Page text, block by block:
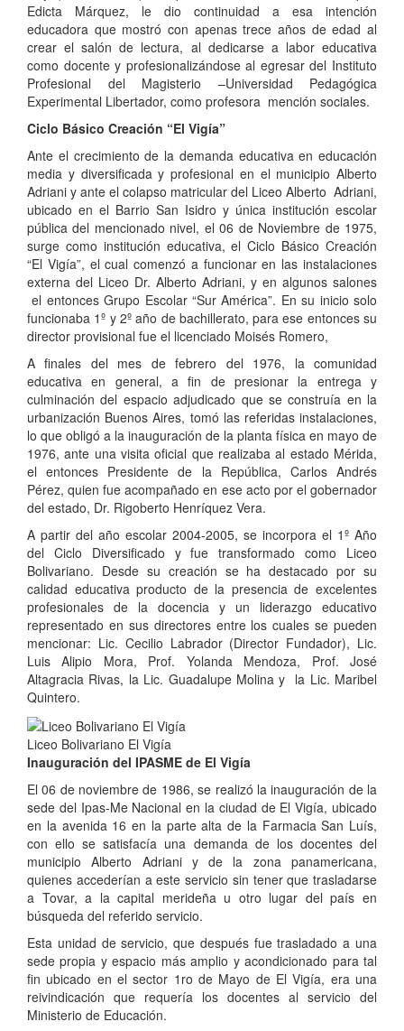
Edicta Márquez, le dio continuidad a esa intención
educadora que mostró con apenas trece años de edad al
crear el salón de lectura, al dedicarse a labor educativa
como docente y profesionalizándose al egresar del Instituto
Profesional del Magisterio –Universidad Pedagógica
Experimental Libertador, como profesora mención sociales.
Ciclo Básico Creación “El Vigía”
Ante el crecimiento de la demanda educativa en educación
media y diversificada y profesional en el municipio Alberto
Adriani y ante el colapso matricular del Liceo Alberto Adriani,
ubicado en el Barrio San Isidro y única institución escolar
pública del mencionado nivel, el 06 de Noviembre de 1975,
surge como institución educativa, el Ciclo Básico Creación
“El Vigía”, el cual comenzó a funcionar en las instalaciones
externa del Liceo Dr. Alberto Adriani, y en algunos salones
el entonces Grupo Escolar “Sur América”. En su inicio solo
funcionaba 1º y 2º año de bachillerato, para ese entonces su
director provisional fue el licenciado Moisés Romero,
A finales del mes de febrero del 1976, la comunidad
educativa en general, a fin de presionar la entrega y
culminación del espacio adjudicado que se construía en la
urbanización Buenos Aires, tomó las referidas instalaciones,
lo que obligó a la inauguración de la planta física en mayo de
1976, ante una visita oficial que realizaba al estado Mérida,
el entonces Presidente de la República, Carlos Andrés
Pérez, quien fue acompañado en ese acto por el gobernador
del estado, Dr. Rigoberto Henríquez Vera.
A partir del año escolar 2004-2005, se incorpora el 1º Año
del Ciclo Diversificado y fue transformado como Liceo
Bolivariano. Desde su creación se ha destacado por su
calidad educativa producto de la presencia de excelentes
profesionales de la docencia y un liderazgo educativo
representado en sus directores entre los cuales se pueden
mencionar: Lic. Cecilio Labrador (Director Fundador), Lic.
Luis Alipio Mora, Prof. Yolanda Mendoza, Prof. José
Altagracia Rivas, la Lic. Guadalupe Molina y la Lic. Maribel
Quintero.
Liceo Bolivariano El Vigía
Inauguración del IPASME de El Vigía
El 06 de noviembre de 1986, se realizó la inauguración de la
sede del Ipas-Me Nacional en la ciudad de El Vigía, ubicado
en la avenida 16 en la parte alta de la Farmacia San Luís,
con ello se satisfacía una demanda de los docentes del
municipio Alberto Adriani y de la zona panamericana,
quienes accederían a este servicio sin tener que trasladarse
a Tovar, a la capital merideña u otro lugar del país en
búsqueda del referido servicio.
Esta unidad de servicio, que después fue trasladado a una
sede propia y espacio más amplio y acondicionado para tal
fin ubicado en el sector 1ro de Mayo de El Vigía, era una
reivindicación que requería los docentes al servicio del
Ministerio de Educación.